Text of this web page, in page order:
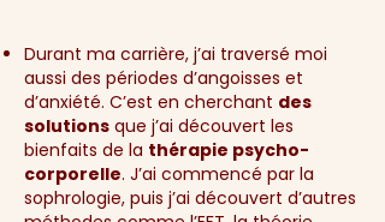
Durant ma carrière, j’ai traversé moi
aussi des périodes d’angoisses et
d’anxiété. C’est en cherchant des
solutions que j’ai découvert les
bienfaits de la thérapie psycho-
corporelle. J’ai commencé par la
sophrologie, puis j’ai découvert d’autres